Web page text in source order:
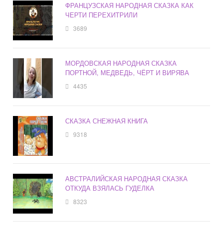
ФРАНЦУЗСКАЯ НАРОДНАЯ СКАЗКА КАК
ЧЕРТИ ПЕРЕХИТРИЛИ
3689
МОРДОВСКАЯ НАРОДНАЯ СКАЗКА
ПОРТНОЙ, МЕДВЕДЬ, ЧЁРТ И ВИРЯВА
4435
СКАЗКА СНЕЖНАЯ КНИГА
9318
АВСТРАЛИЙСКАЯ НАРОДНАЯ СКАЗКА
ОТКУДА ВЗЯЛАСЬ ГУДЕЛКА
8323